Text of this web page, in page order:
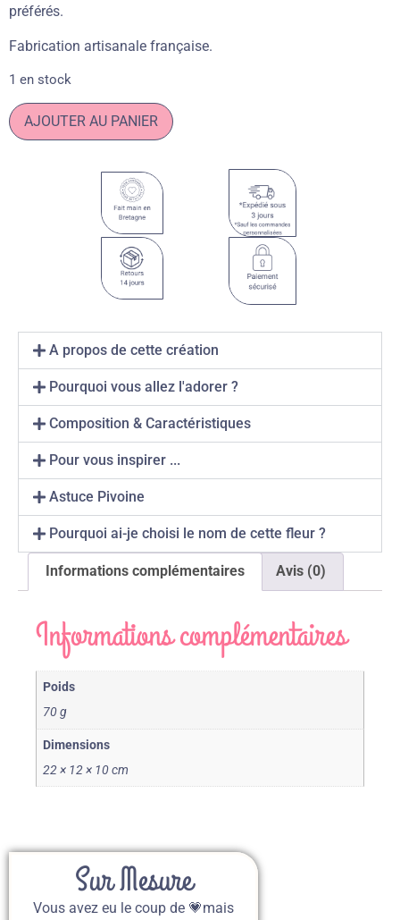
préférés.
Fabrication artisanale française.
1 en stock
AJOUTER AU PANIER
A propos de cette création
Pourquoi vous allez l'adorer ?
Composition & Caractéristiques
Pour vous inspirer ...
Astuce Pivoine
Pourquoi ai-je choisi le nom de cette fleur ?
Informations complémentaires Avis (0)
Informations complémentaires
Poids
70 g
Dimensions
22 × 12 × 10 cm
Sur Mesure
Vous avez eu le coup de 💗mais